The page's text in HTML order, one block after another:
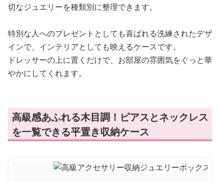
切なジュエリーを種類別に整理できます。
特別な人へのプレゼントとしても喜ばれる洗練されたデザ
インで、インテリアとしても映えるケースです。
ドレッサーの上に置くだけで、お部屋の雰囲気をぐっと華
やかにしてくれます。
高級感あふれる木目調！ピアスとネックレス
を一覧できる平置き収納ケース